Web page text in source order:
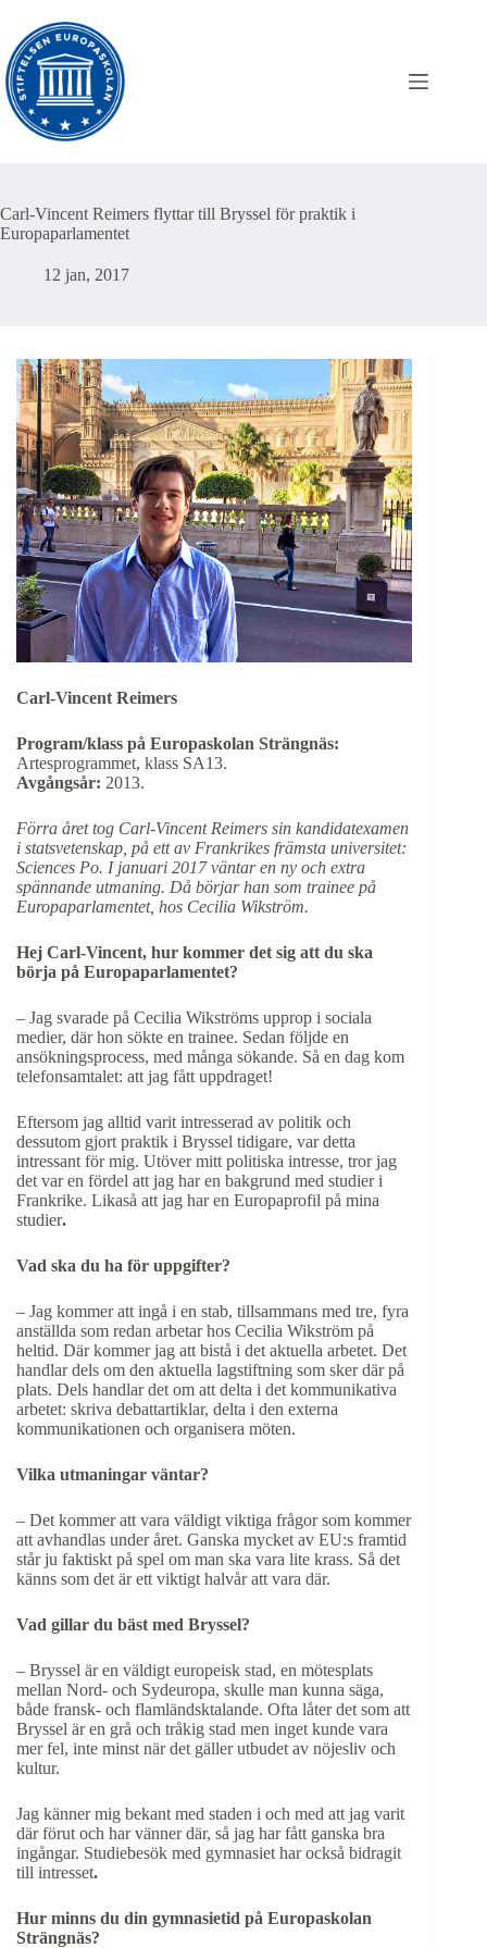
innehåll
Carl-Vincent Reimers flyttar till Bryssel för praktik i
Europaparlamentet
12 jan, 2017
Carl-Vincent Reimers
Program/klass på Europaskolan Strängnäs:
Artesprogrammet, klass SA13.
Avgångsår: 2013.
Förra året tog Carl-Vincent Reimers sin kandidatexamen
i statsvetenskap, på ett av Frankrikes främsta universitet:
Sciences Po. I januari 2017 väntar en ny och extra
spännande utmaning. Då börjar han som trainee på
Europaparlamentet, hos Cecilia Wikström.
Hej Carl-Vincent, hur kommer det sig att du ska
börja på Europaparlamentet?
– Jag svarade på Cecilia Wikströms upprop i sociala
medier, där hon sökte en trainee. Sedan följde en
ansökningsprocess, med många sökande. Så en dag kom
telefonsamtalet: att jag fått uppdraget!
Eftersom jag alltid varit intresserad av politik och
dessutom gjort praktik i Bryssel tidigare, var detta
intressant för mig. Utöver mitt politiska intresse, tror jag
det var en fördel att jag har en bakgrund med studier i
Frankrike. Likaså att jag har en Europaprofil på mina
studier.
Vad ska du ha för uppgifter?
– Jag kommer att ingå i en stab, tillsammans med tre, fyra
anställda som redan arbetar hos Cecilia Wikström på
heltid. Där kommer jag att bistå i det aktuella arbetet. Det
handlar dels om den aktuella lagstiftning som sker där på
plats. Dels handlar det om att delta i det kommunikativa
arbetet: skriva debattartiklar, delta i den externa
kommunikationen och organisera möten.
Vilka utmaningar väntar?
– Det kommer att vara väldigt viktiga frågor som kommer
att avhandlas under året. Ganska mycket av EU:s framtid
står ju faktiskt på spel om man ska vara lite krass. Så det
känns som det är ett viktigt halvår att vara där.
Vad gillar du bäst med Bryssel?
– Bryssel är en väldigt europeisk stad, en mötesplats
mellan Nord- och Sydeuropa, skulle man kunna säga,
både fransk- och flamländsktalande. Ofta låter det som att
Bryssel är en grå och tråkig stad men inget kunde vara
mer fel, inte minst när det gäller utbudet av nöjesliv och
kultur.
Jag känner mig bekant med staden i och med att jag varit
där förut och har vänner där, så jag har fått ganska bra
ingångar. Studiebesök med gymnasiet har också bidragit
till intresset.
Hur minns du din gymnasietid på Europaskolan
Strängnäs?